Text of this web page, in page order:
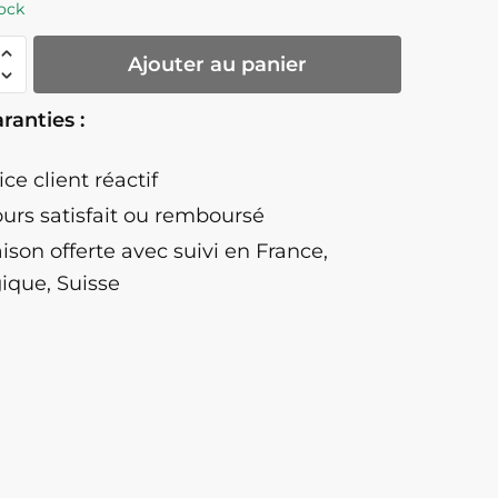
Ajouter au panier
:
client réactif
satisfait ou remboursé
offerte avec suivi en France,
Suisse